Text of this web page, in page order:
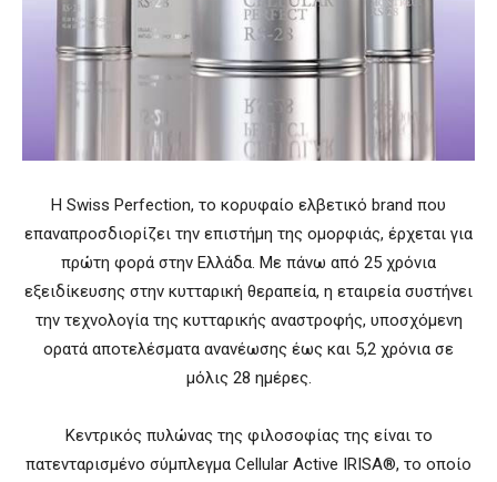
Η Swiss Perfection, το κορυφαίο ελβετικό brand που
επαναπροσδιορίζει την επιστήμη της ομορφιάς, έρχεται για
πρώτη φορά στην Ελλάδα. Με πάνω από 25 χρόνια
εξειδίκευσης στην κυτταρική θεραπεία, η εταιρεία συστήνει
την τεχνολογία της κυτταρικής αναστροφής, υποσχόμενη
ορατά αποτελέσματα ανανέωσης έως και 5,2 χρόνια σε
μόλις 28 ημέρες.
Κεντρικός πυλώνας της φιλοσοφίας της είναι το
πατενταρισμένο σύμπλεγμα Cellular Active IRISA®, το οποίο